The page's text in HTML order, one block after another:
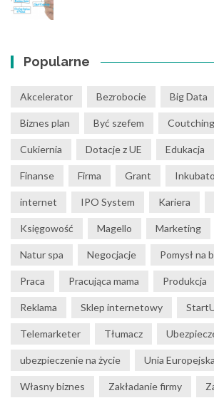
Popularne
Akcelerator Bezrobocie Big Data
Biznes plan Być szefem Coutching
Cukiernia Dotacje z UE Edukacja
Finanse Firma Grant
internet IPO System Kariera
Księgowość Magello Marketing
Natur spa Negocjacje Pomysł na
Praca Pracująca mama Produkcja
Reklama Sklep internetowy
Telemarketer Tłumacz
ubezpieczenie na życie Unia Europejska
Własny biznes Zakładanie firmy